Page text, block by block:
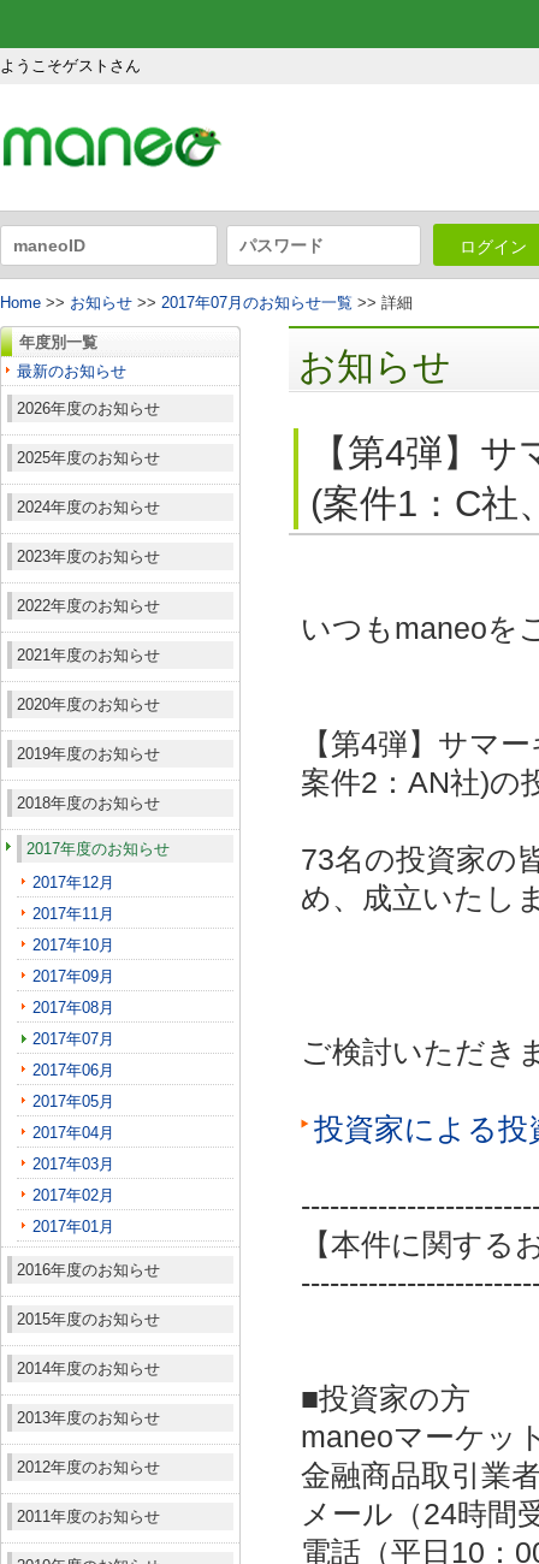
ようこそゲストさん
ログイン
Home >> お知らせ >> 2017年07月のお知らせ一覧 >> 詳細
年度別一覧
最新のお知らせ
2026年度のお知らせ
2025年度のお知らせ
2024年度のお知らせ
2023年度のお知らせ
2022年度のお知らせ
2021年度のお知らせ
2020年度のお知らせ
2019年度のお知らせ
2018年度のお知らせ
2017年度のお知らせ
2017年12月
2017年11月
2017年10月
2017年09月
2017年08月
2017年07月
2017年06月
2017年05月
2017年04月
2017年03月
2017年02月
2017年01月
2016年度のお知らせ
2015年度のお知らせ
2014年度のお知らせ
2013年度のお知らせ
2012年度のお知らせ
2011年度のお知らせ
お知らせ
【第4弾】
(案件1：C社
いつもmaneoを
【第4弾】サマ
案件2：AN社)の
73名の投資家の
め、成立いたし
ご検討いただき
投資家による
【本件に関する
■投資家の方
maneoマーケッ
金融商品取引業
メール（24時間
電話（平日10：